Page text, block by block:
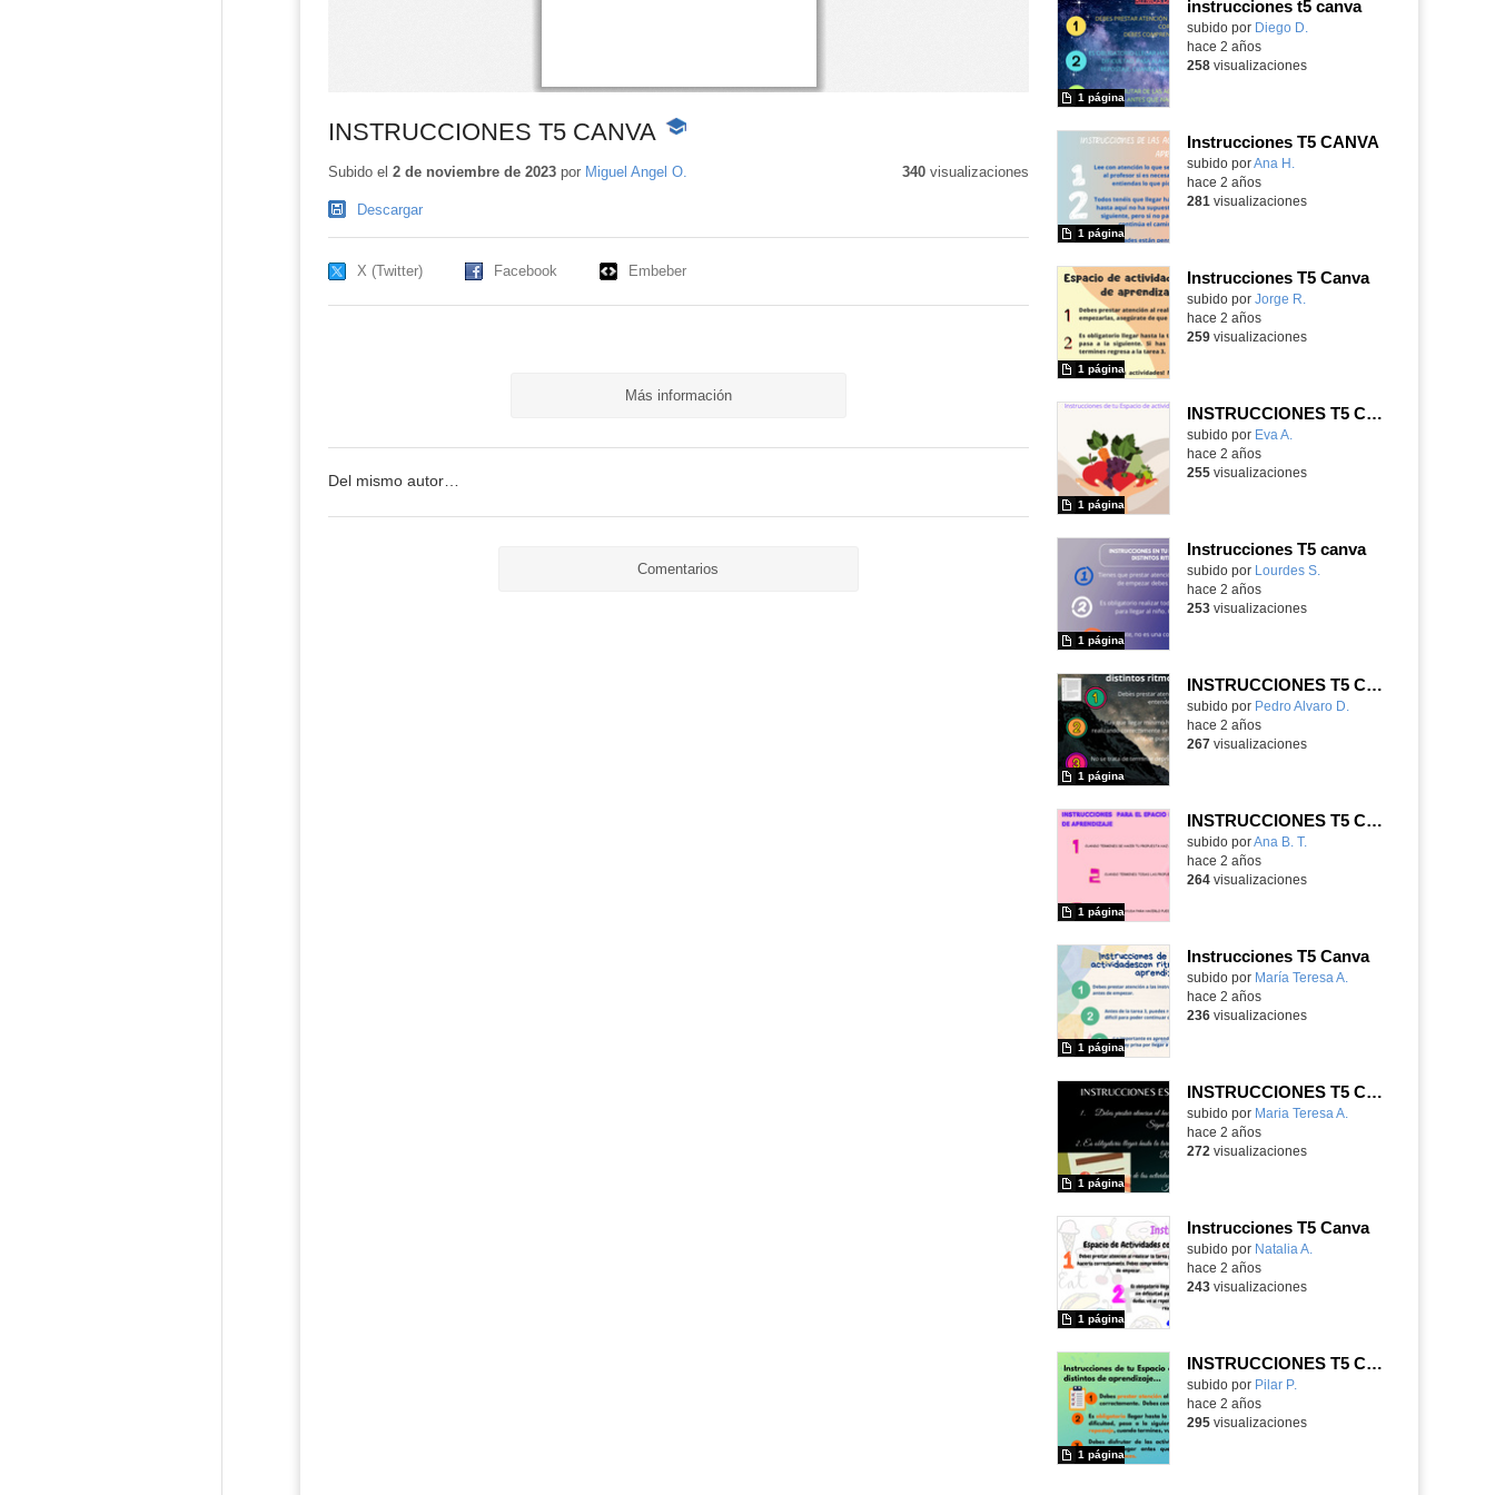
INSTRUCCIONES T5 CANVA
-
educativo
Subido el 2 de noviembre de 2023por Miguel Angel O. 340visualizaciones
Descargar
X (Twitter) Facebook Embeber
Más información
Del mismo autor…
Comentarios
instrucciones t5 canva
Contenido educativo.
subido por Diego D.
1 página
hace 2 años
258visualizaciones
Instrucciones T5 CANVA
Contenido educativo.
subido porAna H.
1 página
hace 2 años
281 visualizaciones
Instrucciones T5 Canva
Contenido educativo.
subido por Jorge R.
1 página
hace 2 años
259visualizaciones
INSTRUCCIONES T5 CANVA
Contenido educativo.
subido por Eva A.
1 página
hace 2 años
255visualizaciones
Instrucciones T5 canva
Contenido educativo.
subido por Lourdes S.
1 página
hace 2 años
253visualizaciones
INSTRUCCIONES T5 CANVA
Contenido educativo.
subido por Pedro Alvaro D.
1 página
hace 2 años
267visualizaciones
INSTRUCCIONES T5 CANVA
Contenido educativo.
subido porAna B. T.
1 página
hace 2 años
264visualizaciones
Instrucciones T5 Canva
Contenido educativo.
subido por María Teresa A.
1 página
hace 2 años
236visualizaciones
INSTRUCCIONES T5 CANVA
Contenido educativo.
subido por Maria Teresa A.
1 página
hace 2 años
272 visualizaciones
Instrucciones T5 Canva
Contenido educativo.
subido por Natalia A.
1 página
hace 2 años
243visualizaciones
INSTRUCCIONES T5 CANVA
Contenido educativo.
subido por Pilar P.
1 página
hace 2 años
295visualizaciones